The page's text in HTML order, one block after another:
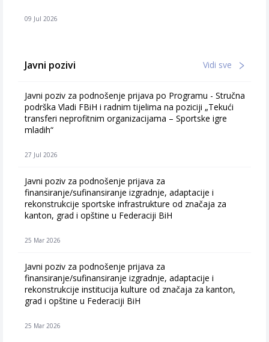
09 Jul 2026
Javni pozivi Vidi sve
Javni poziv za podnošenje prijava po Programu - Stručna
podrška Vladi FBiH i radnim tijelima na poziciji „Tekući
transferi neprofitnim organizacijama – Sportske igre
mladih“
27 Jul 2026
Javni poziv za podnošenje prijava za
finansiranje/sufinansiranje izgradnje, adaptacije i
rekonstrukcije sportske infrastrukture od značaja za
kanton, grad i opštine u Federaciji BiH
25 Mar 2026
Javni poziv za podnošenje prijava za
finansiranje/sufinansiranje izgradnje, adaptacije i
rekonstrukcije institucija kulture od značaja za kanton,
grad i opštine u Federaciji BiH
25 Mar 2026